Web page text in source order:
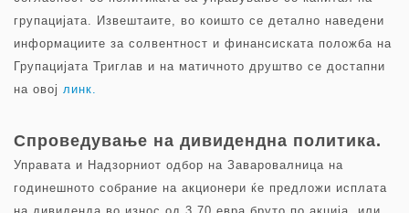
групацијата. Извештаите, во коишто се детално наведени
информациите за солвентност и финансиската положба на
Групацијата Триглав и на матичното друштво се достапни
на овој линк.
Спроведување на дивидендна политика.
Управата и Надзорниот одбор на Заваровалница на
годинешното собрание на акционери ќе предложи исплата